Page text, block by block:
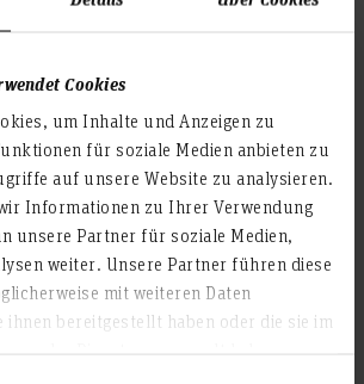
Cookies
um Inhalte und Anzeigen zu
für soziale Medien anbieten zu
auf unsere Website zu analysieren.
Informationen zu Ihrer Verwendung
unsere Partner für soziale Medien,
weiter. Unsere Partner führen diese
mit weiteren Daten
ihnen bereitgestellt haben oder die sie im
Wabco
Soccerlytics
Quoniam
TUI Hotel App Reporting
Heise
22 MAN & Doerffler
22 Heise